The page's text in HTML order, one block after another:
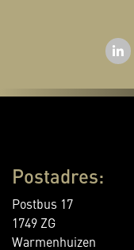
Postadres:
Postbus 17
1749 ZG
Warmenhuizen